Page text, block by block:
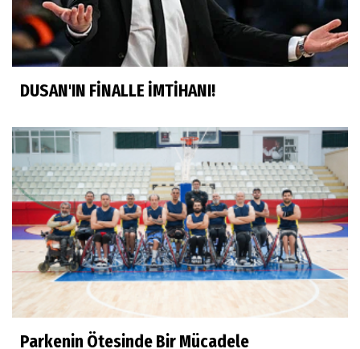
DUSAN'IN FİNALLE İMTİHANI!
Parkenin Ötesinde Bir Mücadele